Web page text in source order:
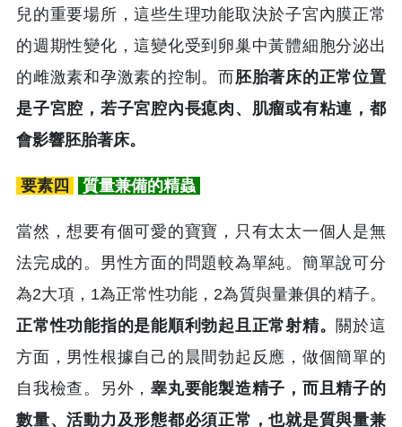
兒的重要場所，這些生理功能取決於子宮內膜正常
的週期性變化，這變化受到卵巢中黃體細胞分泌出
的雌激素和孕激素的控制。而胚胎著床的正常位置
是子宮腔，若子宮腔內長瘜肉、肌瘤或有粘連，都
會影響胚胎著床。
要素四 質量兼備的精蟲
當然，想要有個可愛的寶寶，只有太太一個人是無
法完成的。男性方面的問題較為單純。簡單說可分
為2大項，1為正常性功能，2為質與量兼俱的精子。
正常性功能指的是能順利勃起且正常射精。 關於這
方面，男性根據自己的晨間勃起反應，做個簡單的
自我檢查。另外，睾丸要能製造精子，而且精子的
數量、活動力及形態都必須正常，也就是質與量兼